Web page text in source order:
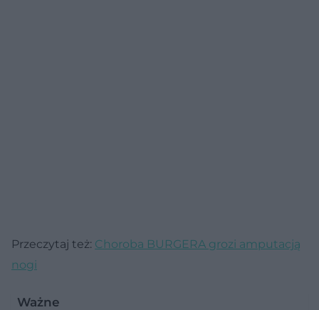
Przeczytaj też: Choroba BURGERA grozi amputacją
nogi
Ważne